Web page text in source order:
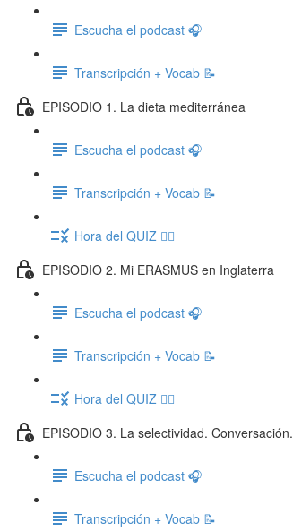
Escucha el podcast 🎧
Transcripción + Vocab 📝
EPISODIO 1. La dieta mediterránea
Escucha el podcast 🎧
Transcripción + Vocab 📝
Hora del QUIZ ✍🏽
EPISODIO 2. Mi ERASMUS en Inglaterra
Escucha el podcast 🎧
Transcripción + Vocab 📝
Hora del QUIZ ✍🏽
EPISODIO 3. La selectividad. Conversación.
Escucha el podcast 🎧
Transcripción + Vocab 📝